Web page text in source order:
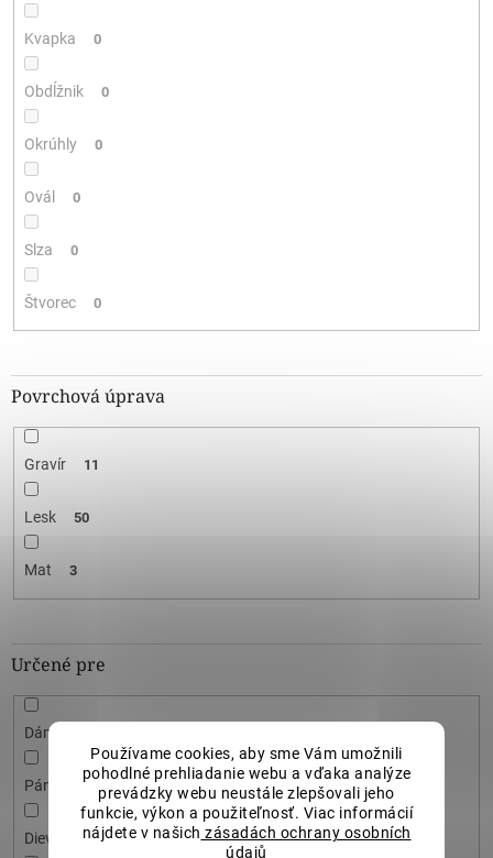
Používame cookies, aby sme Vám umožnili
pohodlné prehliadanie webu a vďaka analýze
prevádzky webu neustále zlepšovali jeho
funkcie, výkon a použiteľnosť. Viac informácií
nájdete v našich zásadách ochrany osobních
údajů
Kvapka 0
Obdĺžnik 0
Okrúhly 0
Ovál 0
Slza 0
Štvorec 0
Povrchová úprava
Gravír 11
Lesk 50
Mat 3
Určené pre
Dámske
Pánske
Dievčenské 21